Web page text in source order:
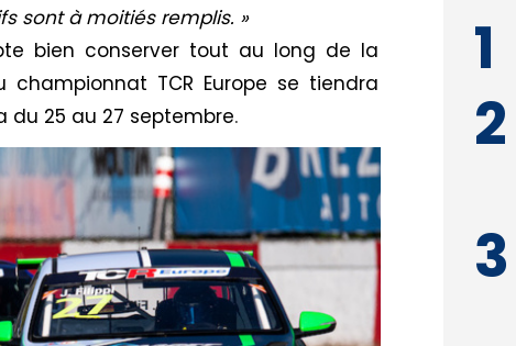
sont à moitiés remplis. »
bien conserver tout au long de la
championnat TCR Europe se tiendra
du 25 au 27 septembre.